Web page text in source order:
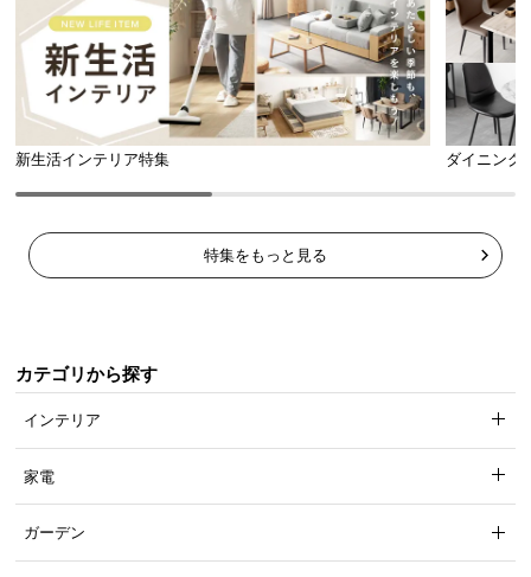
新生活インテリア特集 ダイニング
特集をもっと見る
カテゴリから探す
インテリア
家電
ガーデン